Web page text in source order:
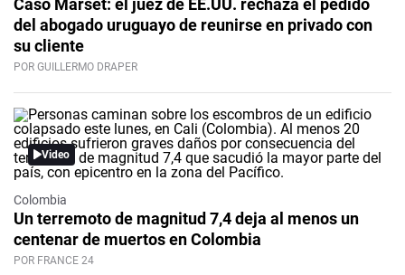
Caso Marset: el juez de EE.UU. rechaza el pedido
del abogado uruguayo de reunirse en privado con
su cliente
POR GUILLERMO DRAPER
Video
Colombia
Un terremoto de magnitud 7,4 deja al menos un
centenar de muertos en Colombia
POR FRANCE 24